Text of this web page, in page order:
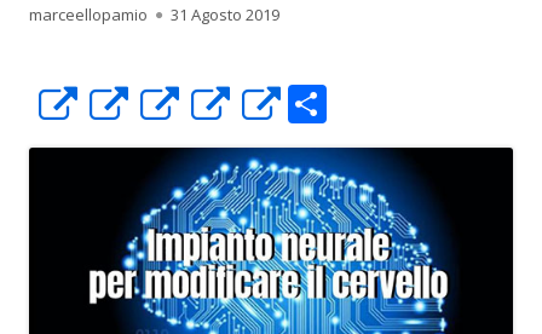
Autore
marceellopamio Pubblicato
31 Agosto 2019
Apre
in
nuova
finestra
Apre
in
una
nuova
finestra
Apre
in
una
nuova
finestra
Apre
in
una
nuova
finestra
Apre
in
una
nuova
finestra
o
n
di
vi
di